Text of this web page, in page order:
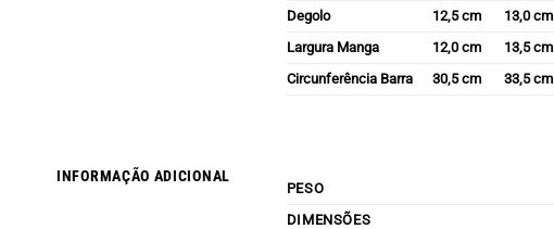
Degolo
12,5 cm 13,0 cm
Largura Manga
12,0 cm 13,5 cm
Circunferência Barra
30,5 cm 33,5 cm
INFORMAÇÃO ADICIONAL
PESO
DIMENSÕES